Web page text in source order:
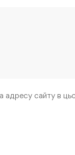
адресу сайту в